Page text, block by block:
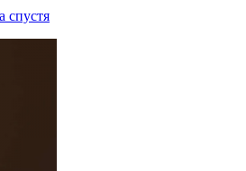
спустя